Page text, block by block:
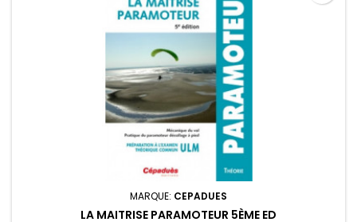
MARQUE: CEPADUES
LA MAITRISE PARAMOTEUR 5ÈME ED